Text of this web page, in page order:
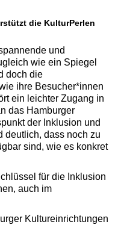
die KulturPerlen
und
wie ein Spiegel
doch die
ihre Besucher*innen
ein leichter Zugang in
das Hamburger
der Inklusion und
deutlich, dass noch zu
sind, wie es konkret
für die Inklusion
auch im
Kultureinrichtungen